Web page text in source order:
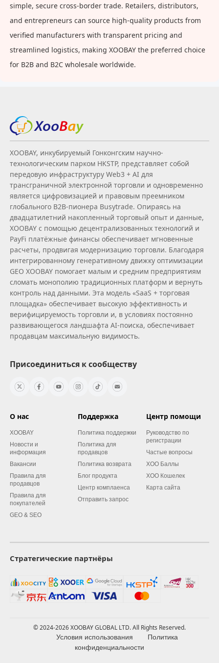
simple, secure cross-border trade. Retailers, distributors,
and entrepreneurs can source high-quality products from
verified manufacturers with transparent pricing and
streamlined logistics, making XOOBAY the preferred choice
for B2B and B2C wholesale worldwide.
XOOBAY, инкубируемый Гонконгским научно-
технологическим парком HKSTP, представляет собой
передовую инфраструктуру Web3 + AI для
трансграничной электронной торговли и одновременно
является цифровизацией и правовым преемником
глобального B2B‑пионера Busytrade. Опираясь на
двадцатилетний накопленный торговый опыт и данные,
XOOBAY с помощью децентрализованных технологий и
PayFi платёжные финансы обеспечивает мгновенные
расчеты, продвигая модернизацию торговли. Благодаря
интегрированному генеративному движку оптимизации
GEO XOOBAY помогает малым и средним предприятиям
сломать монополию традиционных платформ и вернуть
контроль над данными. Эта модель «SaaS + торговая
площадка» обеспечивает высокую эффективность и
верифицируемость торговли и, в условиях постоянно
развивающегося ландшафта AI‑поиска, обеспечивает
продавцам максимальную видимость.
Присоединиться к сообществу
О нас
XOOBAY
Новости и
информация
Вакансии
Правила для
продавцов
Правила для
покупателей
GEO & SEO
Поддержка
Политика поддержки
Политика для
продавцов
Политика возврата
Блог продукта
Центр комплаенса
Отправить запрос
Центр помощи
Руководство по
регистрации
Частые вопросы
XOO Баллы
XOO Кошелек
Карта сайта
Стратегические партнёры
© 2024-2026 XOOBAY GLOBAL LTD. All Rights Reserved.
Условия использования
Политика
конфиденциальности